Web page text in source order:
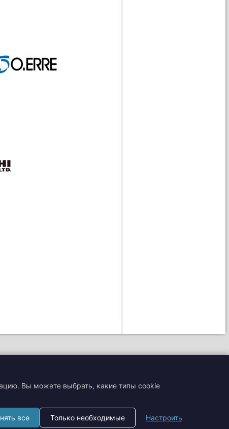
+7 (495) 204-19-33
zakaz@smtrading.ru
Вы можете выбрать, какие типы cookie
все Только необходимые Настроить